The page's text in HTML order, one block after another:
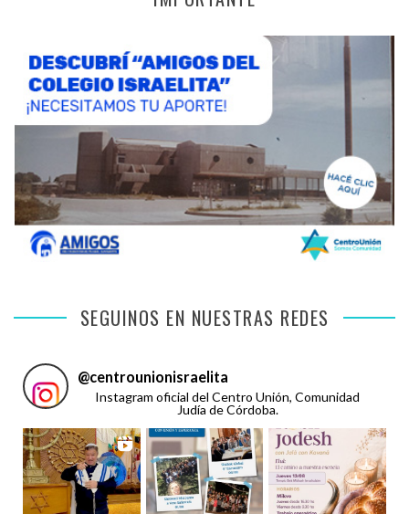
SEGUINOS EN NUESTRAS REDES
@centrounionisraelita
Instagram oficial del Centro Unión, Comunidad
Judía de Córdoba.